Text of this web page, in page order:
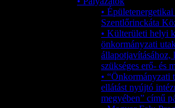
•
Szentlőrinckáta
• Külterületi helyi
önkormányzati
állapotjavításához,
szükséges erő- és
• “Önkormányzati
ellátást nyújtó
megyében” című